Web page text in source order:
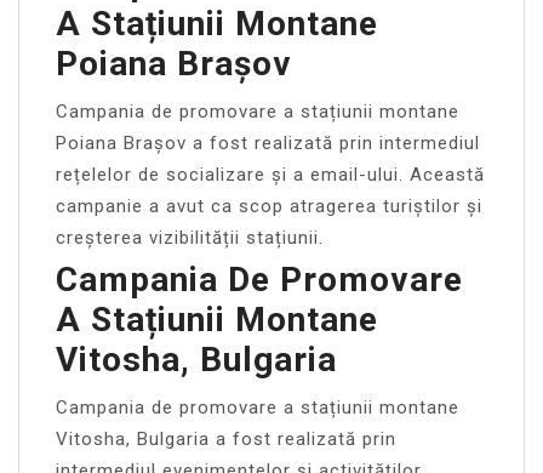
A Stațiunii Montane
Poiana Brașov
Campania de promovare a stațiunii montane
Poiana Brașov a fost realizată prin intermediul
rețelelor de socializare și a email-ului. Această
campanie a avut ca scop atragerea turiștilor și
creșterea vizibilității stațiunii.
Campania De Promovare
A Stațiunii Montane
Vitosha, Bulgaria
Campania de promovare a stațiunii montane
Vitosha, Bulgaria a fost realizată prin